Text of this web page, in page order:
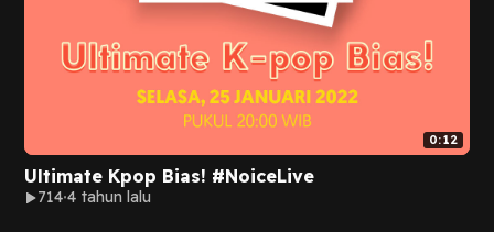
0:12
Ultimate Kpop Bias! #NoiceLive
714 4 tahun lalu